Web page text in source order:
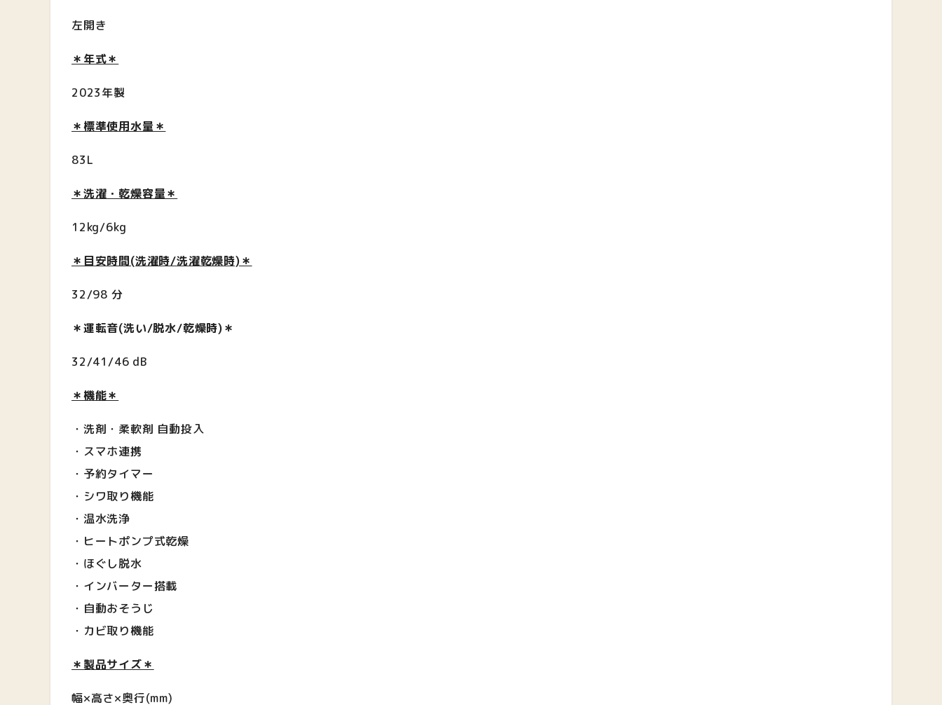
左開き
＊年式＊
2023年製
＊標準使用水量＊
83L
＊洗濯・乾燥容量＊
12kg/6kg
＊目安時間(洗濯時/洗濯乾燥時)＊
32/98 分
＊運転音(洗い/脱水/乾燥時)＊
32/41/46 dB
＊機能＊
・洗剤・柔軟剤 自動投入
・スマホ連携
・予約タイマー
・シワ取り機能
・温水洗浄
・ヒートポンプ式乾燥
・ほぐし脱水
・インバーター搭載
・自動おそうじ
・カビ取り機能
＊製品サイズ＊
幅×高さ×奥行(mm)